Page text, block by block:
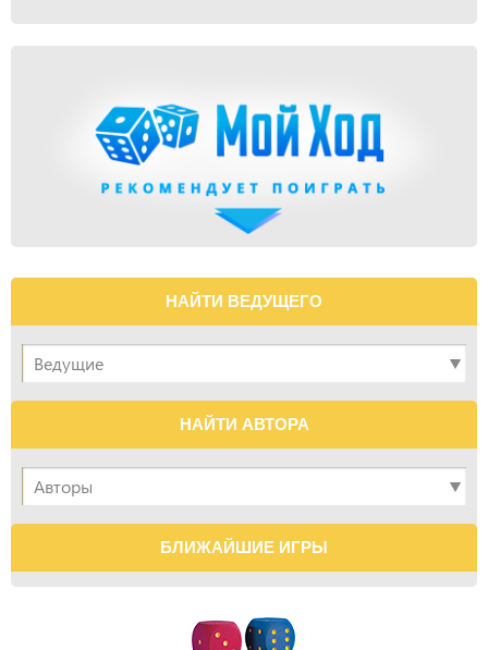
НАЙТИ ВЕДУЩЕГО
НАЙТИ АВТОРА
БЛИЖАЙШИЕ ИГРЫ